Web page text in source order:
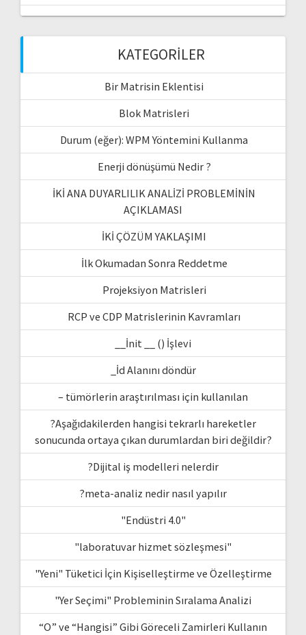
KATEGORILER
Bir Matrisin Eklentisi
Blok Matrisleri
Durum (eğer): WPM Yöntemini Kullanma
Enerji dönüşümü Nedir ?
İKİ ANA DUYARLILIK ANALİZİ PROBLEMİNİN
AÇIKLAMASI
İKİ ÇÖZÜM YAKLAŞIMI
İlk Okumadan Sonra Reddetme
Projeksiyon Matrisleri
RCP ve CDP Matrislerinin Kavramları
__İnit __ () İşlevi
_İd Alanını döndür
– tümörlerin araştırılması için kullanılan
?Aşağıdakilerden hangisi tekrarlı hareketler
sonucunda ortaya çıkan durumlardan biri değildir?
?Dijital iş modelleri nelerdir
?meta-analiz nedir nasıl yapılır
"Endüstri 4.0"
"laboratuvar hizmet sözleşmesi"
"Yeni" Tüketici İçin Kişiselleştirme ve Özelleştirme
"Yer Seçimi" Probleminin Sıralama Analizi
“O” ve “Hangisi” Gibi Göreceli Zamirleri Kullanın